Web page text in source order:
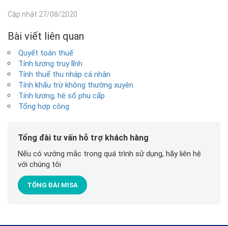
Cập nhật 27/08/2020
Bài viết liên quan
Quyết toán thuế
Tính lương truy lĩnh
Tính thuế thu nhập cá nhân
Tính khấu trừ không thường xuyên
Tính lương, hệ số phụ cấp
Tổng hợp công
Tổng đài tư vấn hỗ trợ khách hàng
Nếu có vướng mắc trong quá trình sử dụng, hãy liên hệ
với chúng tôi
TỔNG ĐÀI MISA